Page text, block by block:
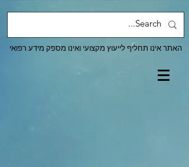
האתר אינו תחליף לייעוץ מקצועי ואינו מספק מידע רפואי